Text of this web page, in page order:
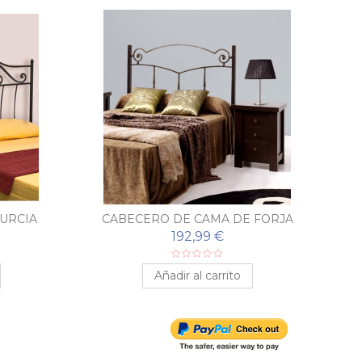
CABECERO DE CAMA DE FORJA
MARA
192,99 €
Añadir al carrito